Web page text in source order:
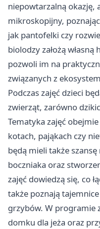
niepowtarzalną okazję,
mikroskopijny,
jak pantofelki czy
biolodzy założą
pozwoli im na
związanych z
Podczas zajęć dzieci
zwierząt, zarówno
Tematyka zajęć
kotach, pająkach czy
będą mieli także
boczniaka oraz
zajęć dowiedzą się, co
także poznają
grzybów. W programie
domku dla jeża oraz